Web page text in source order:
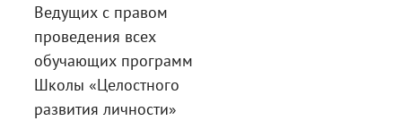
Ведущих с правом
проведения всех
обучающих программ
Школы «Целостного
развития личности»